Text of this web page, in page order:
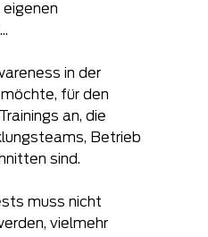
eigenen
in der
für den
an, die
Betrieb
sind.
muss nicht
vielmehr